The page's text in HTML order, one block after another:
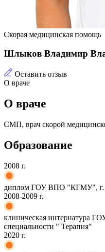
Скорая медицинская помощь
Шлыков Владимир
Оставить отзыв
О враче
О враче
СМП, врач скорой
Образование
2008 г.
диплом ГОУ ВПО "КГМУ", г.
2008-2009 г.
клиническая интернатура
специальности " Терапия"
2020 г.